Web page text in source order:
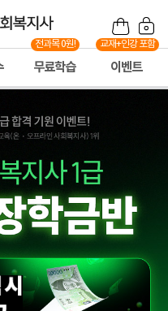
무료학습
전과목 0원!
이벤트
교재+인강 포함